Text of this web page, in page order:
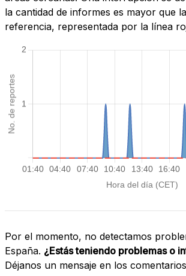
la cantidad de informes es mayor que
referencia, representada por la línea
Por el momento, no detectamos
España. ¿Estás teniendo problemas o
Déjanos un mensaje en los